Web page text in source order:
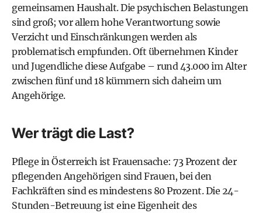
gemeinsamen Haushalt. Die psychischen Belastungen
sind groß; vor allem hohe Verantwortung sowie
Verzicht und Einschränkungen werden als
problematisch empfunden. Oft übernehmen Kinder
und Jugendliche diese Aufgabe – rund 43.000 im Alter
zwischen fünf und 18 kümmern sich daheim um
Angehörige.
Wer trägt die Last?
Pflege in Österreich ist Frauensache: 73 Prozent der
pflegenden Angehörigen sind Frauen, bei den
Fachkräften sind es mindestens 80 Prozent. Die 24-
Stunden-Betreuung ist eine Eigenheit des